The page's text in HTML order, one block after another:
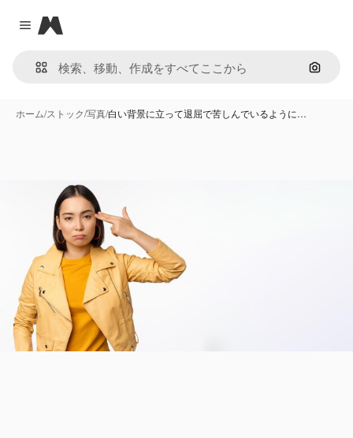
Close menu
Magnific
画像で
ホーム/ストック/写真/白い背景に立って退屈で苦しんでいるように…